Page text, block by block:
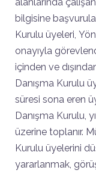
alanlarında
bilgisine
Kurulu üyeleri,
onayıyla
içinden ve
Danışma Kurulu
süresi sona eren
Danışma Kurulu,
üzerine toplanır.
Kurulu üyelerini
yararlanmak,